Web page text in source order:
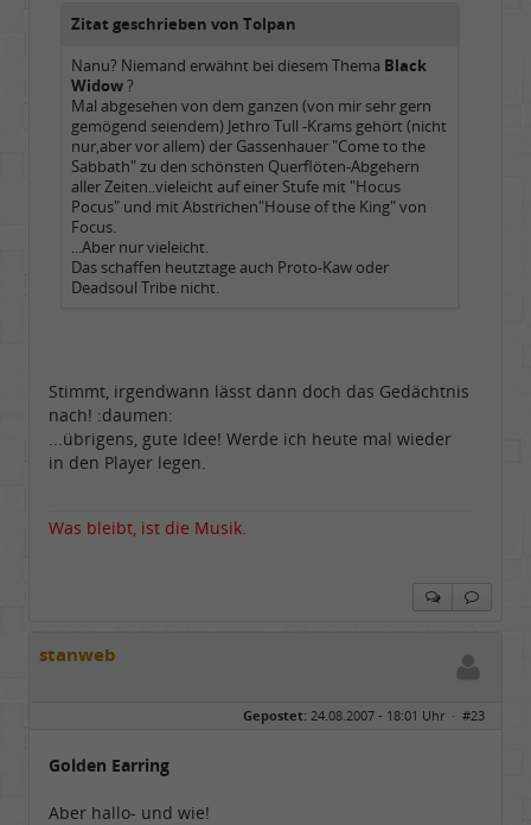
Zitat geschrieben von Tolpan
Nanu? Niemand erwähnt bei diesem Thema Black
Widow?
Mal abgesehen von dem ganzen (von mir sehr gern
gemögend seiendem) Jethro Tull -Krams gehört (nicht
nur,aber vor allem) der Gassenhauer "Come to the
Sabbath" zu den schönsten Querflöten-Abgehern
aller Zeiten..vieleicht auf einer Stufe mit "Hocus
Pocus" und mit Abstrichen"House of the King" von
Focus.
...Aber nur vieleicht.
Das schaffen heutztage auch Proto-Kaw oder
Deadsoul Tribe nicht.
Stimmt, irgendwann lässt dann doch das Gedächtnis
nach! :daumen:
...übrigens, gute Idee! Werde ich heute mal wieder
in den Player legen.
Was bleibt, ist die Musik.
stanweb
Gepostet: 24.08.2007 - 18:01 Uhr · #23
Golden Earring
Aber hallo- und wie!